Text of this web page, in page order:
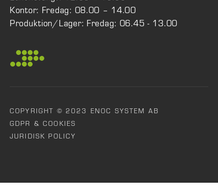
Kontor: Fredag: 08.00 – 14.00
Produktion/Lager: Fredag: 06.45 - 13.00
COPYRIGHT © 2023 ENOC SYSTEM AB
GDPR & COOKIES
JURIDISK POLICY